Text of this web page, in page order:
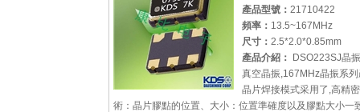
詳細參數
產品型號： 21710422
頻率： 13.5~167MHz
尺寸： 2.5*2.0*0.85mm
產品介紹：
DSO223SJ晶
真空晶振,167MHz晶振系
晶片焊接模式采用了,高精
術：晶片膠點的位置、大小：位置準確度以及膠點大小一